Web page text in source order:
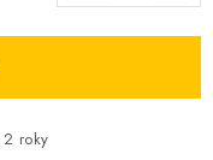
2 roky